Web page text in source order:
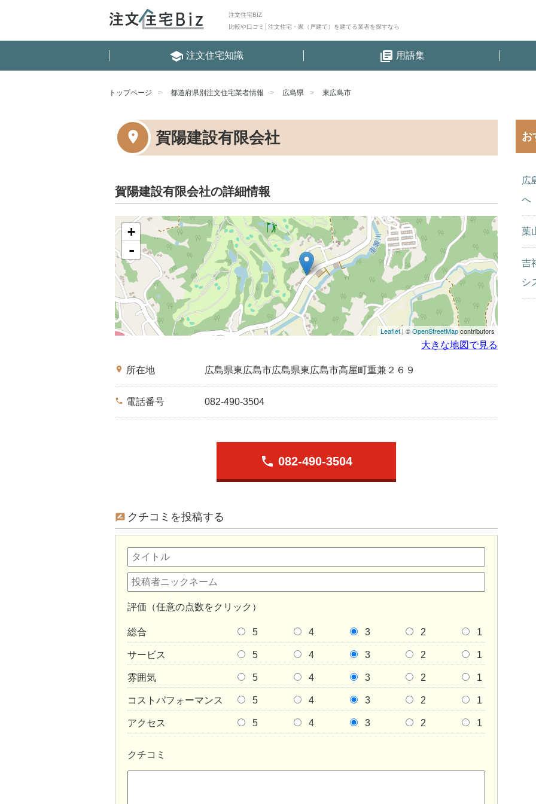
注文住宅BIZ
比較や口コミ│注文住宅・家（戸建て）を建てる業者を探すなら
school 注文住宅知識 library_books 用語集
トップページ 都道府県別注文住宅業者情報 広島県 東広島市
賀陽建設有限会社
賀陽建設有限会社の詳細情報
+
-
Leaflet | ©OpenStreetMapcontributors
大きな地図で見る
place 所在地 広島県東広島市広島県東広島市高屋町重兼２６９
phone 電話番号 082-490-3504
phone 082-490-3504
クチコミを投稿する
評価（任意の点数をクリック）
総合 5 4 3 2 1
サービス 5 4 3 2 1
雰囲気 5 4 3 2 1
コストパフォーマンス 5 4 3 2 1
アクセス 5 4 3 2 1
クチコミ
お
広
へ
葉
吉
シ